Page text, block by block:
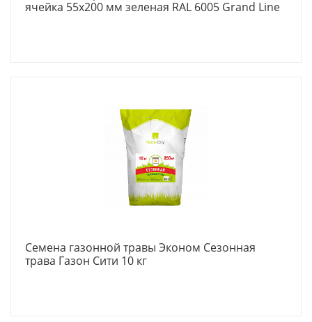
ячейка 55х200 мм зеленая RAL 6005 Grand Line
Семена газонной травы Эконом Сезонная
трава Газон Сити 10 кг